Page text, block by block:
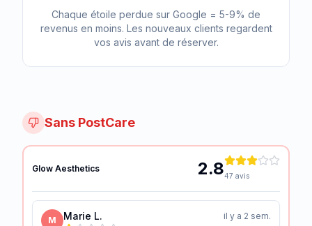
Chaque étoile perdue sur Google = 5-9% de
revenus en moins. Les nouveaux clients regardent
vos avis avant de réserver.
Sans PostCare
Glow Aesthetics 2.847 avis
M Marie L. il y a 2 sem.